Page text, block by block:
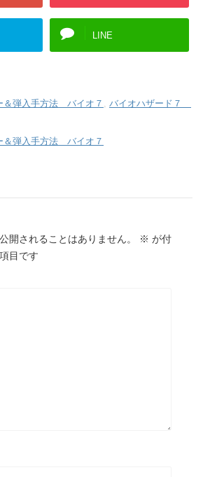
LINE
＆弾入手方法 バイオ７ , バイオハザード７
＆弾入手方法 バイオ７
開されることはありません。 ※ が付
目です